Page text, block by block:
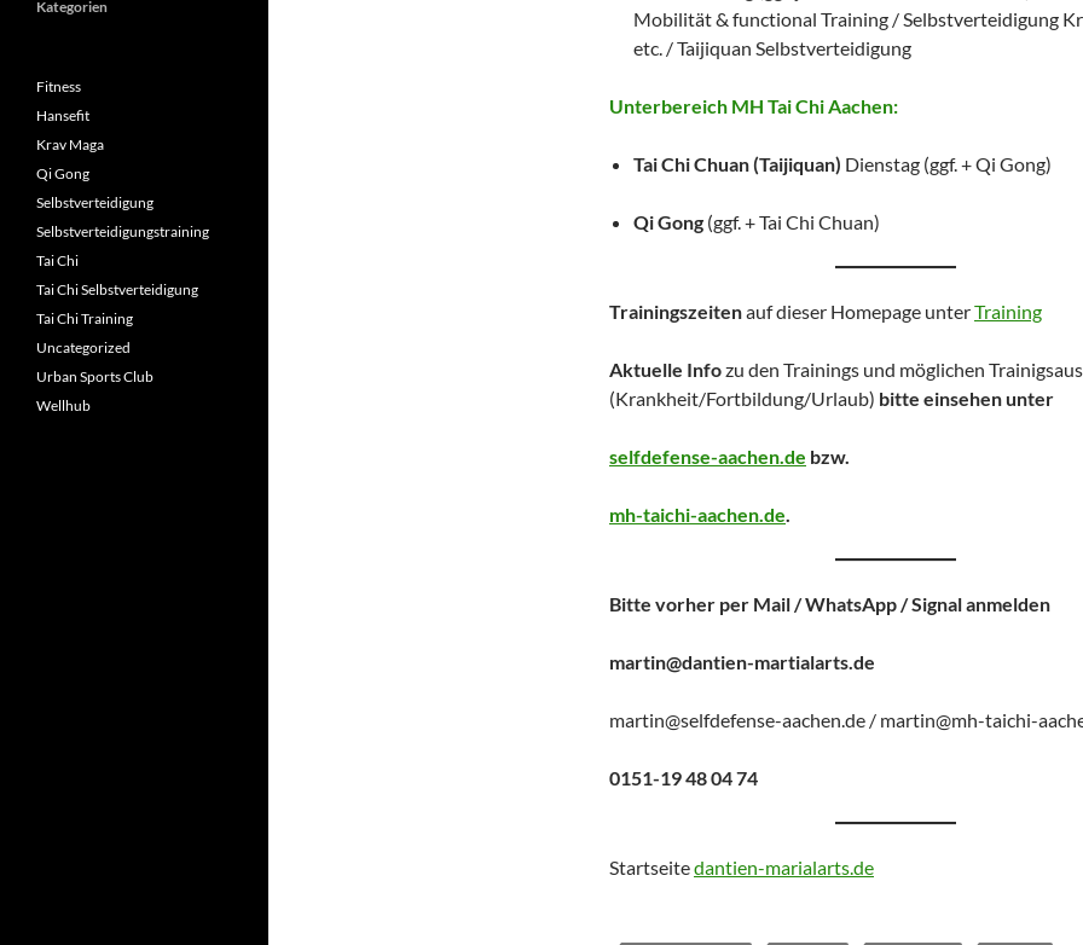
Mobilität & functional Training / Selbstverteidigung
etc. / Taijiquan Selbstverteidigung
Unterbereich MH Tai Chi Aachen:
Tai Chi Chuan (Taijiquan) Dienstag (ggf. + Qi Gong)
Qi Gong (ggf. + Tai Chi Chuan)
Trainingszeitenauf dieser Homepage unterTraining
Aktuelle Infozu den Trainings und möglichen
(Krankheit/Fortbildung/Urlaub) bitte einsehen unter
selfdefense-aachen.de bzw.
mh-taichi-aachen.de.
Bitte vorher per Mail / WhatsApp / Signal anmelden
martin@dantien-martialarts.de
martin@selfdefense-aachen.de / martin@mh-taichi-
0151-19 48 04 74
Startseitedantien-marialarts.de
Kategorien
Fitness
Hansefit
Krav Maga
Qi Gong
Selbstverteidigung
Selbstverteidigungstraining
Tai Chi
Tai Chi Selbstverteidigung
Tai Chi Training
Uncategorized
Urban Sports Club
Wellhub